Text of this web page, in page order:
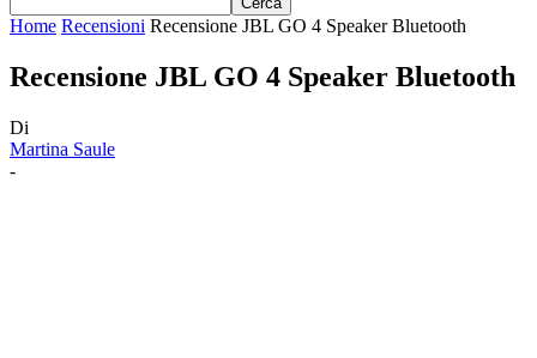
Home Recensioni Recensione JBL GO 4 Speaker Bluetooth
Recensione JBL GO 4 Speaker Bluetooth
Di
Martina Saule
-